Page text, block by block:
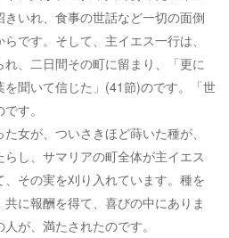
いれ、食事の世話など一切の面倒
です。そして、主イエス一行は、
、二日間その町に留まり、「更に
聞いて信じた」(41節)のです。「世
す。
女が、ついさきほど蒔いた種が、
し、サマリアの町全体が主イエス
その実を刈り入れています。種を
に報酬を得て、喜びの中にありま
が、満たされたのです。